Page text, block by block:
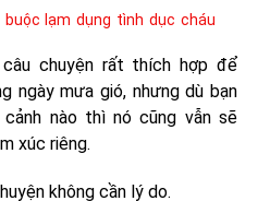
lạm dụng tình dục cháu
chuyện rất thích hợp để
ngày mưa gió, nhưng dù bạn
nào thì nó cũng vẫn sẽ
xúc riêng.
không cần lý do.